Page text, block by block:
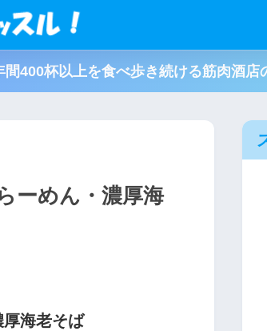
400杯以上を食べ歩き続ける筋肉酒店
ーめん・濃厚海
海老そば